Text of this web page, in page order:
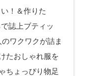
！＆作りた
誌上ブティッ
ワクワクが詰ま
たおしゃれ服を
ちょっぴり物足